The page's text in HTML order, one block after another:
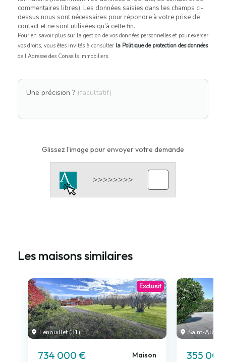
commentaires libres). Les données saisies dans les champs ci-
dessus nous sont nécessaires pour répondre à votre prise de
contact et ne sont utilisées qu'à cette fin.
Pour en savoir plus sur la gestion de vos données personnelles et pour exercer
vos droits, vous êtes invités à consulter la Politique de protection des données
de l'Adresse des Conseils Immobiliers.
Une précision ? (facultatif)
Glissez l'image pour envoyer votre demande
Les maisons similaires
Fenouillet (31)
Exclusif
734 000 € Maison
Saint-Alban
355